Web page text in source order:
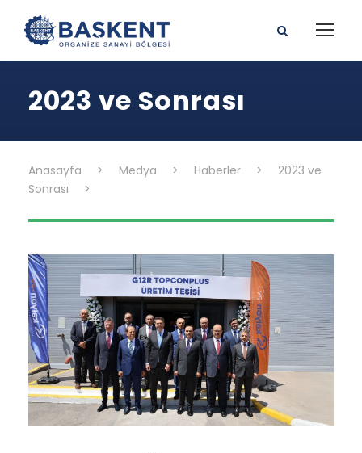
2023 ve Sonrası
Anasayfa > Medya > Haberler >
2023 ve
Sonrası
>